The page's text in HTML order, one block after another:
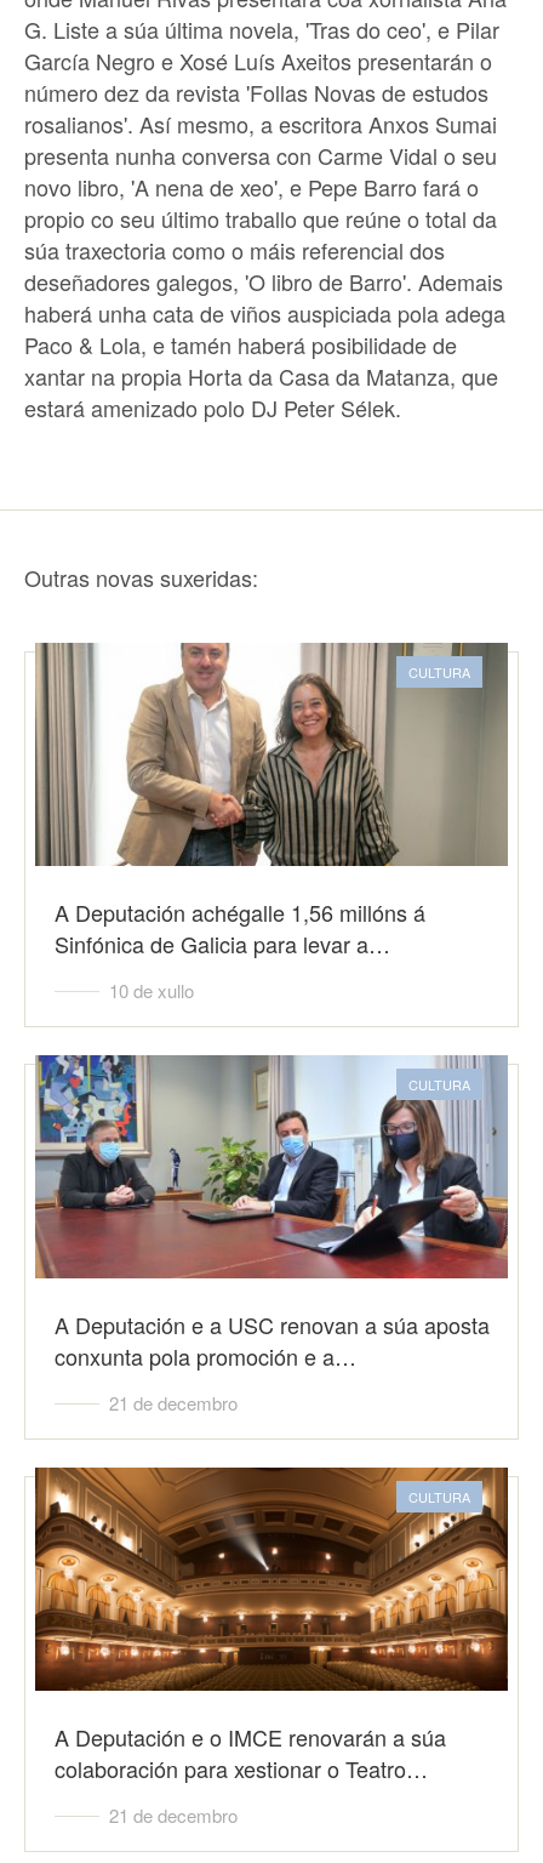
G. Liste a súa última novela, 'Tras do ceo', e Pilar
García Negro e Xosé Luís Axeitos presentarán o
número dez da revista 'Follas Novas de estudos
rosalianos'. Así mesmo, a escritora Anxos Sumai
presenta nunha conversa con Carme Vidal o seu
novo libro, 'A nena de xeo', e Pepe Barro fará o
propio co seu último traballo que reúne o total da
súa traxectoria como o máis referencial dos
deseñadores galegos, 'O libro de Barro'. Ademais
haberá unha cata de viños auspiciada pola adega
Paco & Lola, e tamén haberá posibilidade de
xantar na propia Horta da Casa da Matanza, que
estará amenizado polo DJ Peter Sélek.
Outras novas suxeridas:
CULTURA
A Deputación achégalle 1,56 millóns á
Sinfónica de Galicia para levar a…
10 de xullo
CULTURA
A Deputación e a USC renovan a súa aposta
conxunta pola promoción e a…
21 de decembro
CULTURA
A Deputación e o IMCE renovarán a súa
colaboración para xestionar o Teatro…
21 de decembro